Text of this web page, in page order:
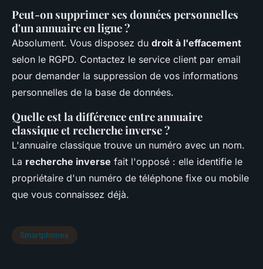
Peut-on supprimer ses données personnelles
d'un annuaire en ligne ?
Absolument. Vous disposez du droit à l'effacement
selon le RGPD. Contactez le service client par email
pour demander la suppression de vos informations
personnelles de la base de données.
Quelle est la différence entre annuaire
classique et recherche inverse ?
L'annuaire classique trouve un numéro avec un nom.
La recherche inverse fait l'opposé : elle identifie le
propriétaire d'un numéro de téléphone fixe ou mobile
que vous connaissez déjà.
Smartphones